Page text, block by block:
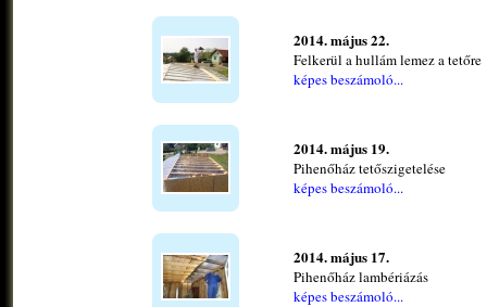
2014. május 22.
Felkerül a hullám lemez a tetőre
képes beszámoló...
2014. május 19.
Pihenőház tetőszigetelése
képes beszámoló...
2014. május 17.
Pihenőház lambériázás
képes beszámoló...